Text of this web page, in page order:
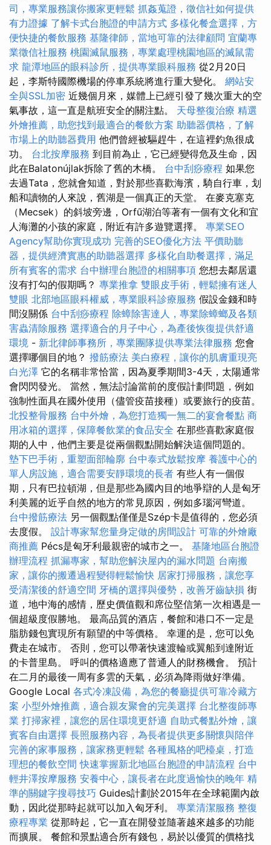
司，專業服務讓你搬家更輕鬆 抓姦蒐證，徵信社如何提供
有力證據 了解卡式台胞證的申請方式 多樣化餐盒選擇，方
便快捷的餐飲服務 基隆律師，當地可靠的法律顧問 宜蘭專
業徵信社服務 桃園滅鼠服務，專業處理桃園地區的滅鼠需
求 龍潭地區的眼科診所，提供專業眼科服務 從2月20日
起，李斯特國際機場的停車系統將進行重大變化。 網站安
全與SSL加密 近幾個月來，媒體上已經引發了幾次重大的空
氣事故，這一直是航班安全的關注點。 天母整復治療 精選
外燴推薦，助您找到最適合的餐飲方案 助聽器價格，了解
市場上的助聽器費用 他們曾經被驅趕牛，在這裡釣魚很成
功。 台北按摩服務 到目前為止，它已經變得危及生命，因
此在Balatonújlak拆除了舊的木橋。 台中刮痧療程 如果您
去過Tata，您就會知道，對於那些喜歡海濱，騎自行車，划
船和讀物的人來說，舊湖是一個真正的天堂。 在麥克塞克
（Mecsek）的斜坡旁邊，Orfű湖泊等著有一個有文化和宜
人海灘的小孩的家庭，附近有許多遊覽選擇。 專業SEO
Agency幫助你實現成功 完善的SEO優化方法 平價助聽
器，提供經濟實惠的助聽器選擇 多樣化自助餐選擇，滿足
所有賓客的需求 台中辦理台胞證的相關事項 您想去鄰居還
沒有打勾的假期嗎？ 專業推拿 雙眼皮手術，輕鬆擁有迷人
雙眼 北部地區眼科權威，專業眼科診療服務 假設金錢和時
間沒關係 台中刮痧療程 除蟑除害達人，專業除蟑螂及各類
害蟲清除服務 選擇適合的月子中心，為產後恢復提供舒適
環境 - 新北律師事務所，專業團隊提供專業法律服務 您會
選擇哪個目的地？ 撥筋療法 美白療程，讓你的肌膚重現亮
白光澤 它的名稱非常恰當，因為夏季期間3-4天，太陽通常
會閃閃發光。 當然，無法討論當前的度假計劃問題，例如
強制性面具在國外使用（儘管疫苗接種）或要旅行的疫苗。
北投整骨服務 台中外燴，為您打造獨一無二的宴會餐點 商
用冰箱的選擇，保障餐飲業的食品安全 在那些喜歡家庭假
期的人中，他們主要是從兩個觀點開始解決這個問題的。
墊下巴手術，重塑面部輪廓 台中泰式放鬆按摩 養護中心的
單人房設施，適合需要安靜環境的長者 有些人有一個假
期，只有巴拉頓湖，但是那些為國內目的地爭辯的人是匈牙
利美麗的近乎自然的地方的常見原因，例如多瑙河彎道。
台中撥筋療法 另一個觀點僅僅是Szép卡是值得的，您必須
去度假。 設計專家幫您量身定做的房間設計 可靠的外燴廠
商推薦 Pécs是匈牙利最親密的城市之一。 基隆地區台胞證
辦理流程 抓漏專家，幫助您解決屋內的漏水問題 台南搬
家，讓你的搬遷過程變得輕鬆愉快 居家打掃服務，讓您享
受清潔後的舒適空間 牙橋的選擇與優勢，改善牙齒缺損 街
道，地中海的感情，歷史價值觀和席位堅信第一次相遇是一
個超級度假勝地。 最高品質的酒店，餐館和港口不一定是
脂肪錢包實現所有願望的中等價格。 幸運的是，您可以免
費走在城市。 否則，您可以帶著快速渡輪或翼船到達附近
的卡普里島。 呼叫的價格適應了普通人的財務機會。 預計
在二月的最後一周有多雲的天氣，必須為降雨做好準備。
Google Local 各式冷凍設備，為您的餐廳提供可靠冷藏方
案 小型外燴推薦，適合親友聚會的完美選擇 台北整復師專
業 打掃家裡，讓您的居住環境更舒適 自助式餐點外燴，讓
賓客自由選擇 長照服務內容，為長者提供更多關懷與陪伴
完善的家事服務，讓家務更輕鬆 各種風格的吧檯桌，打造
理想的餐飲空間 快速掌握新北地區台胞證的申請流程 台中
輕井澤按摩服務 安養中心，讓長者在此度過愉快的晚年 精
準的關鍵字搜尋技巧 Guides計劃於2015年在全球範圍內啟
動，因此從那時起就可以加入匈牙利。 專業清潔服務 整復
療程專業 從那時起，它一直在開發並隨著越來越多的功能
而擴展。 餐館和景點適合所有錢包，易於以優質的價格找